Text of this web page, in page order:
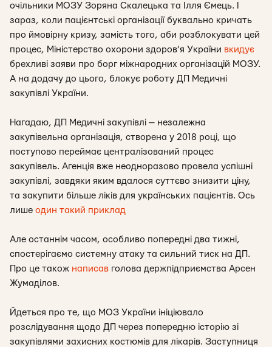
очільники МОЗУ Зоряна Скалецька та Ілля Ємець. І
зараз, коли пацієнтські організації буквально кричать
про ймовірну кризу, замість того, аби розблокувати цей
процес, Міністерство охорони здоров’я України вкидує
брехливі заяви про борг міжнародних організацій МОЗУ.
А на додачу до цього, блокує роботу ДП Медичні
закупівлі України.
Нагадаю, ДП Медичні закупівлі — незалежна
закупівельна організація, створена у 2018 році, що
поступово переймає централізований процес
закупівель. Агенція вже неодноразово провела успішні
закупівлі, завдяки яким вдалося суттєво знизити ціну,
та закупити більше ліків для українських пацієнтів. Ось
лише один такий приклад
Але останнім часом, особливо попередні два тижні,
спостерігаємо системну атаку та сильний тиск на ДП.
Про це також написав голова держпідприємства Арсен
Жумаділов.
Йдеться про те, що МОЗ України ініціювало
розслідування щодо ДП через попередню історію зі
закупівлями захисних костюмів для лікарів. Заступниця